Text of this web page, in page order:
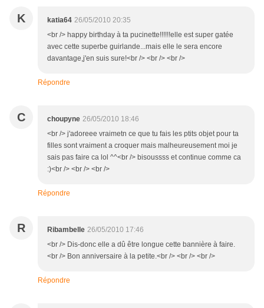
K katia64 26/05/2010 20:35
<br /> happy birthday à ta pucinette!!!!!!elle est super gatée
avec cette superbe guirlande...mais elle le sera encore
davantage,j'en suis sure!<br /> <br /> <br />
Répondre
C choupyne 26/05/2010 18:46
<br /> j'adoreee vraimetn ce que tu fais les ptits objet pour ta
filles sont vraiment a croquer mais malheureusement moi je
sais pas faire ca lol ^^<br /> bisoussss et continue comme ca
:)<br /> <br /> <br />
Répondre
R Ribambelle 26/05/2010 17:46
<br /> Dis-donc elle a dû être longue cette bannière à faire.
<br /> Bon anniversaire à la petite.<br /> <br /> <br />
Répondre